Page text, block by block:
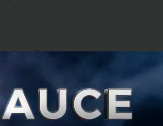
Waste นั้นคิดเป็น 64% ของ
ศษอาหารให้หมดไป แต่อาหารที่
งในหลุมแล้วฝังกลบ
ประเทศไทยและในภูมิภาค ด้วย